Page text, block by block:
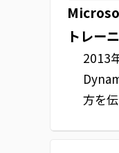
トレー
2013
方を伝